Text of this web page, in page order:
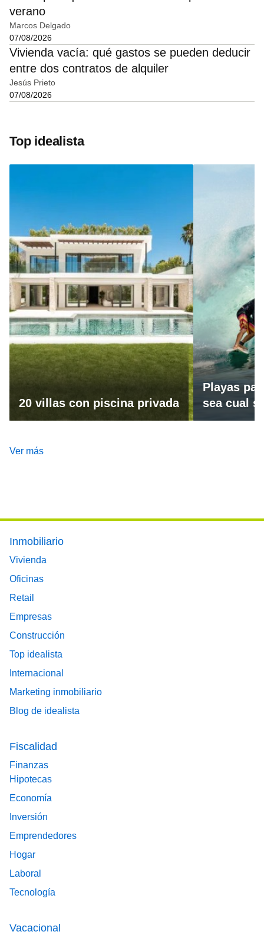
verano
Marcos Delgado
07/08/2026
Vivienda vacía: qué gastos se pueden deducir
entre dos contratos de alquiler
Jesús Prieto
07/08/2026
Top idealista
20 villas con piscina privada
Playas
sea cual
Ver más
Footer main menu
Inmobiliario
Vivienda
Oficinas
Retail
Empresas
Construcción
Top idealista
Internacional
Marketing inmobiliario
Blog de idealista
Fiscalidad
Finanzas
Hipotecas
Economía
Inversión
Emprendedores
Hogar
Laboral
Tecnología
Vacacional